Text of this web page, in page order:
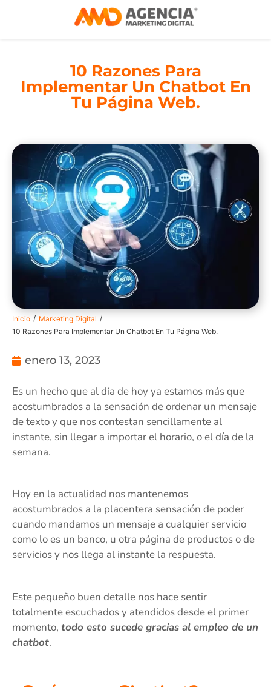
10 Razones Para
Implementar Un Chatbot En
Tu Página Web.
Inicio / Marketing Digital /
10 Razones Para Implementar Un Chatbot En Tu Página Web.
enero 13, 2023
Es un hecho que al día de hoy ya estamos más que
acostumbrados a la sensación de ordenar un mensaje
de texto y que nos contestan sencillamente al
instante, sin llegar a importar el horario, o el día de la
semana.
Hoy en la actualidad nos mantenemos
acostumbrados a la placentera sensación de poder
cuando mandamos un mensaje a cualquier servicio
como lo es un banco, u otra página de productos o de
servicios y nos llega al instante la respuesta.
Este pequeño buen detalle nos hace sentir
totalmente escuchados y atendidos desde el primer
momento, todo esto sucede gracias al empleo de un
chatbot.